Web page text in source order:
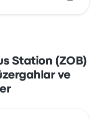
Station (ZOB)
ve